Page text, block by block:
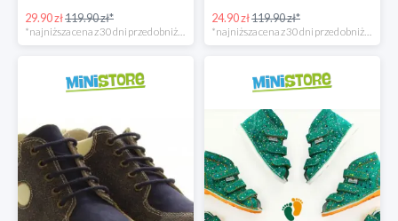
29.90 zł119.90 zł* 24.90 zł119.90 zł*